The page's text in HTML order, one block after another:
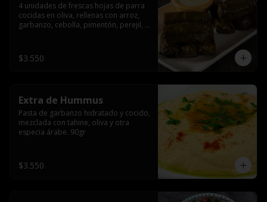
4 unidades de frescas hojas de parra
cocidas en oliva, rellenas con arroz,
garbanzo, cebolla, pimentón, perejil,
$3.550
Extra de Hummus
Pasta de garbanzo hidratado y cocido,
mezclada con tahine, oliva y otra
especia árabe. 90gr
$3.550